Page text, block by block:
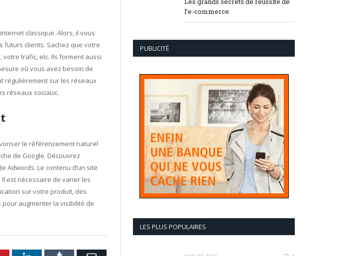
classique. Alors, il vous
futurs clients. Sachez que votre
trafic, etc. Ils forment aussi
où vous avez besoin de
régulièrement sur les réseaux
réseaux sociaux.
le référencement naturel
de Google. Découvrez
Adwords. Le contenu d’un site
est nécessaire de varier les
sur votre produit, des
augmenter la visibilité de
l’e-commerce
PUBLICITÉ
LES PLUS POPULAIRES